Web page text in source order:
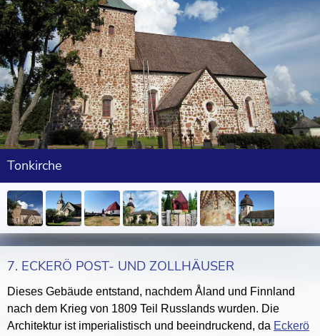
Tonkirche
7. ECKERÖ POST- UND ZOLLHÄUSER
Dieses Gebäude entstand, nachdem Åland und Finnland
nach dem Krieg von 1809 Teil Russlands wurden. Die
Architektur ist imperialistisch und beeindruckend, da Eckerö